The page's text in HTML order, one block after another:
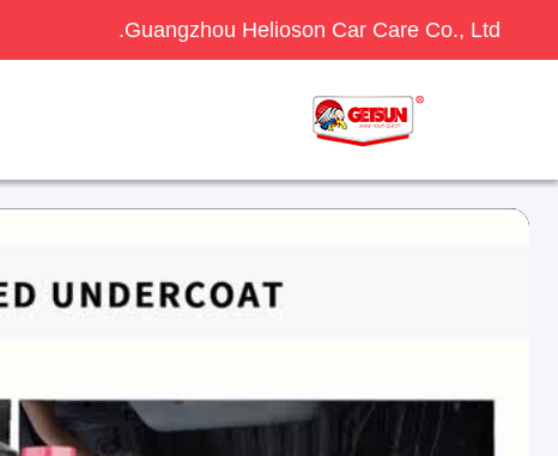
Guangzhou Helioson Car Care Co., Ltd.